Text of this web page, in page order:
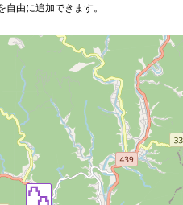
由に追加できます。